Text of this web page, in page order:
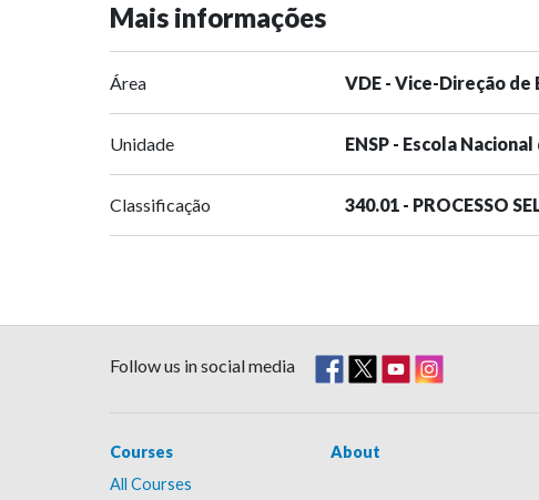
Mais informações
Área VDE - Vice-Direção de
Unidade ENSP - Escola
Classificação 340.01 - PROCESSO
Follow us in social media
Courses
All Courses
About